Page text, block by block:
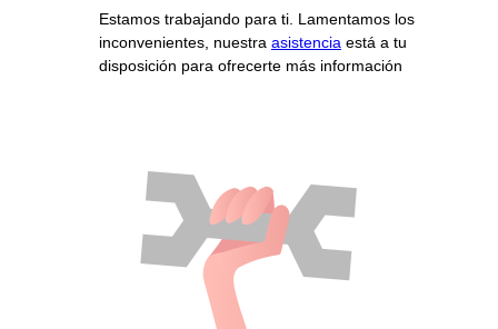
Estamos trabajando para ti. Lamentamos los
inconvenientes, nuestra asistencia está a tu
disposición para ofrecerte más información